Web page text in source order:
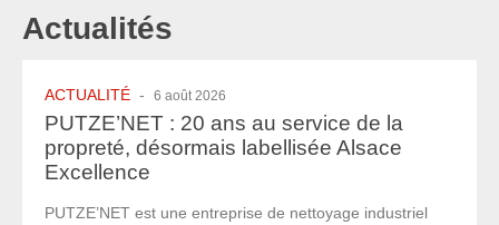
Actualités
ACTUALITÉ - 6 août 2026
PUTZE’NET : 20 ans au service de la
propreté, désormais labellisée Alsace
Excellence
PUTZE’NET est une entreprise de nettoyage industriel